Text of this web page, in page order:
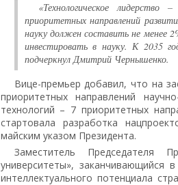
«Технологическое
приоритетных направлений
науку должен составить не менее
инвестировать в науку. К 2035
подчеркнул Дмитрий Чернышенко.
Вице-премьер добавил, что на
приоритетных направлений
технологий – 7 приоритетных
стартовала разработка
майским указом Президента.
Заместитель Председателя
университеты», заканчивающийся
интеллектуального потенциала